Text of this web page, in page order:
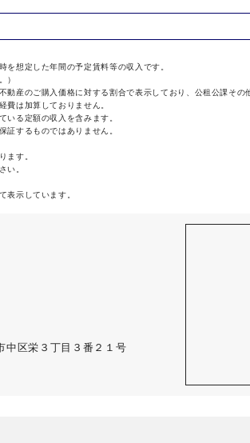
を想定した年間の予定賃料等の収入です。
）
動産のご購入価格に対する割合で表示しており、公租公課そ
費は加算しておりません。
いる定額の収入を含みます。
証するものではありません。
ます。
い。
表示しています。
区栄３丁目３番２１号